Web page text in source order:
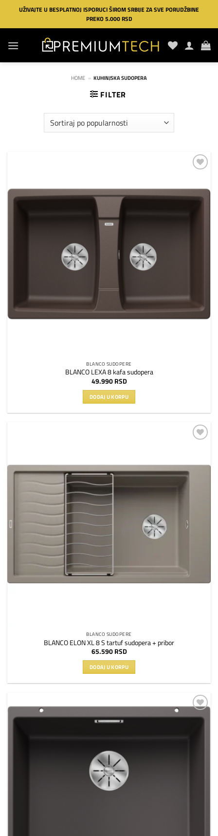
Preskoči
sadržaj
UŽIVAJTE U BESPLATNOJ ISPORUCI ŠIROM SRBIJE ZA SVE PORUDŽBINE
PREKO 5.000 RSD
HOME » KUHINJSKA SUDOPERA
FILTER
listu
želja
BLANCO SUDOPERE
BLANCO LEXA 8 kafa sudopera
49.990 RSD
DODAJ U KORPU
želja
BLANCO SUDOPERE
BLANCO ELON XL 8 S tartuf sudopera + pribor
65.590 RSD
DODAJ U KORPU
Dodaj